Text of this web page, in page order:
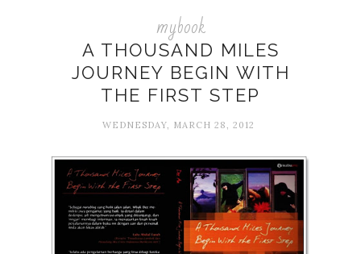
mybook
A THOUSAND MILES
JOURNEY BEGIN WITH
THE FIRST STEP
WEDNESDAY, MARCH 28, 2012